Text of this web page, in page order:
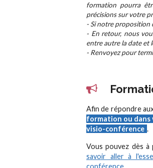
formation pourra
précisions sur votre
- Si notre proposition
- En retour, nous
entre autre la date et
- Renvoyez pour
Afin de répondre
formation ou dans
visio-conférence .
Vous pouvez dès
savoir aller à
conférence